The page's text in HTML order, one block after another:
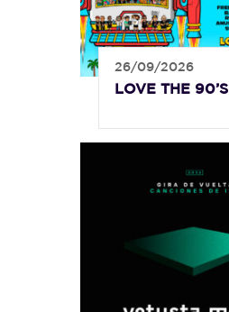
26/09/2026
LOVE THE 90’S